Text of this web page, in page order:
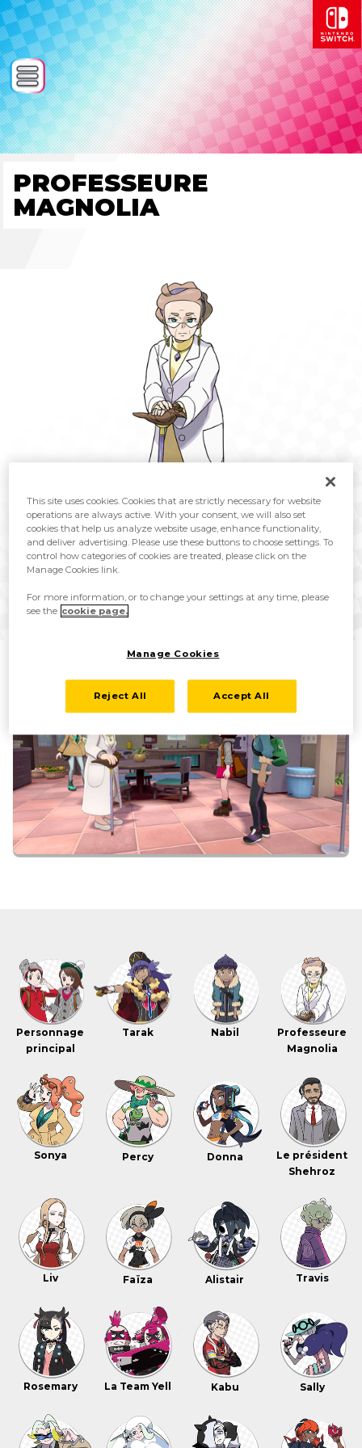
PROFESSEURE
MAGNOLIA
recherches portent principalement sur le phénomène Dynamax. Elle
partage sa maison avec Sonya, à qui elle a confié une mission
Personnage
principal
Tarak Nabil
Professeure
Magnolia
Sonya Percy Donna
Le président
Shehroz
Liv Faïza Alistair Travis
Rosemary La Team Yell Kabu Sally
This site uses cookies. Cookies that are strictly necessary for website
operations are always active. With your consent, we will also set
cookies that help us analyze website usage, enhance functionality,
and deliver advertising. Please use these buttons to choose settings. To
control how categories of cookies are treated, please click on the
Manage Cookies link.
For more information, or to change your settings at any time, please
see the cookie page.
Manage Cookies
Reject All Accept All